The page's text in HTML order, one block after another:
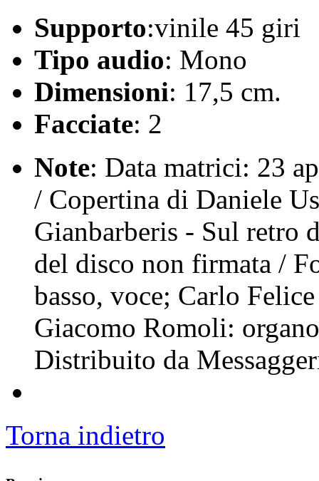
Supporto:vinile 45 giri
Tipo audio: Mono
Dimensioni: 17,5 cm.
Facciate: 2
Note: Data matrici: 23
/ Copertina di Daniele
Gianbarberis - Sul retro
del disco non firmata /
basso, voce; Carlo
Giacomo Romoli:
Distribuito da
Torna indietro